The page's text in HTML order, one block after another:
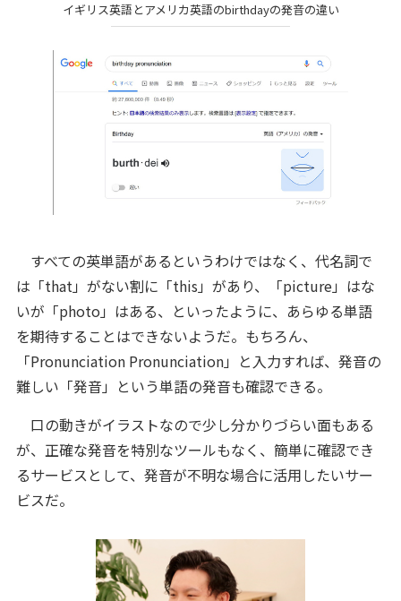
イギリス英語とアメリカ英語のbirthdayの発音の違い
すべての英単語があるというわけではなく、代名詞で
は「that」がない割に「this」があり、「picture」はな
いが「photo」はある、といったように、あらゆる単語
を期待することはできないようだ。もちろん、
「Pronunciation Pronunciation」と入力すれば、発音の
難しい「発音」という単語の発音も確認できる。
口の動きがイラストなので少し分かりづらい面もある
が、正確な発音を特別なツールもなく、簡単に確認でき
るサービスとして、発音が不明な場合に活用したいサー
ビスだ。